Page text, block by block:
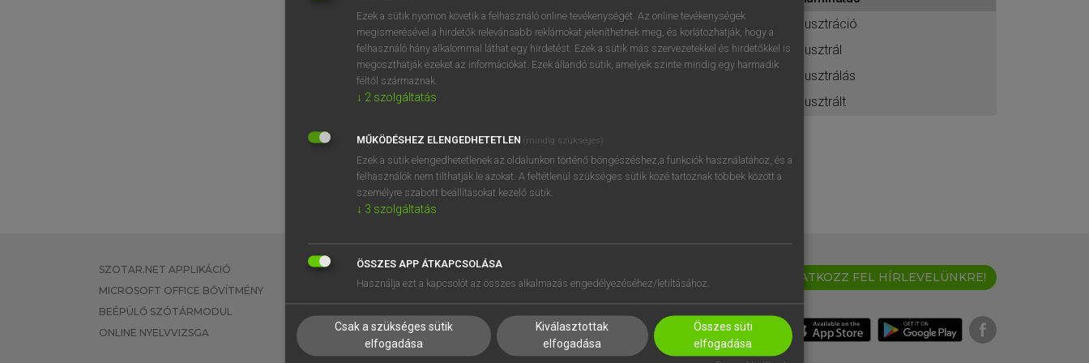
BELÉPÉS
próbaverziójának elindításához
regisztrálok ésbelépek.
REGISZTRÁCIÓ
illusztráció
illusztrál
illusztrálás
illusztrált
SZOTAR.NET APPLIKÁCIÓ
MICROSOFT OFFICE BŐVÍTMÉNY
BEÉPÜLŐ SZÓTÁRMODUL
ONLINE NYELVVIZSGA
EGYÉNI FELHASZNÁLÓKNAK
TANULÓKNAK
VÁLLALATI MEGOLDÁSOK
SÚGÓ
RÓLUNK
SÜTI BEÁLLÍTÁSOK
IRATKOZZ FEL HÍRLEVELÜNKRE!
Ezek a sütik nyomon követik a felhasználó online tevékenységét. Az online tevékenységek
megismerésével a hirdetők relevánsabb reklámokat jeleníthetnek meg, és korlátozhatják, hogy a
felhasználó hány alkalommal láthat egy hirdetést. Ezek a sütik más szervezetekkel és hirdetőkkel is
megoszthatják ezeket az információkat. Ezek állandó sütik, amelyek szinte mindig egy harmadik
féltől származnak.
↓ 2 szolgáltatás
MŰKÖDÉSHEZ ELENGEDHETETLEN (mindig szükséges)
Ezek a sütik elengedhetetlenek az oldalunkon történő böngészéshez,a funkciók használatához, és a
felhasználók nem tilthatják le azokat. A feltétlenül szükséges sütik közé tartoznak többek között a
személyre szabott beállításokat kezelő sütik.
↓ 3 szolgáltatás
ÖSSZES APP ÁTKAPCSOLÁSA
Használja ezt a kapcsolót az összes alkalmazás engedélyezéséhez/letiltásához.
Csak a szükséges sütik
elfogadása
Kiválasztottak
elfogadása
Összes süti
elfogadása